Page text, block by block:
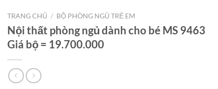
TRANG CHỦ / BỘ PHÒNG NGỦ TRẺ EM
Nội thất phòng ngủ dành cho bé MS 9463
Giá bộ = 19.700.000